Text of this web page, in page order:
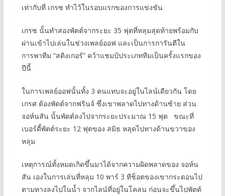
เท่ากับที่ เกรซ ทำไว้ในรอบแรกของการแข่งขัน
เกรซ นั้นทำสองพัตต์จากระยะ 35 ฟุตที่หลุมสุดท้ายพร้อมกับ
ผ่านเข้าไปเล่นในช่วงเพลย์ออฟ และเป็นการการันตีใน
การพาทีม “สติงเกอร์” คว้าแชมป์ประเภททีมเป็นครั้งแรกของ
ปีนี้
ในการเพลย์ออฟนั้นทั้ง 3 คนแทบจะอยู่ในไลน์เดียวกัน โดย
เกรศ ต้องพัตต์จากฟรินจ์ ซึ่งเขาพลาดไปทางด้านซ้าย ส่วน
จอห์นสัน นั้นพัตต์ลงไปจากระยะประมาณ 15 ฟุต ขณะที่
เบอร์ดี้พัตต์ระยะ 12 ฟุตของ สมิธ หลุดไปทางด้านขวาของ
หลุม
เหตุการณ์ทั้งหมดเกิดขึ้นมาได้จากความผิดพลาดของ จอห์น
สัน เองในการเล่นที่หลุม 10 พาร์ 3 ทีช็อตของเขากระดอนไป
ตามทางลงไปในน้ำ จากไลน์ที่อยู่ในโคลน ก่อนจะขึ้นไปพัตต์